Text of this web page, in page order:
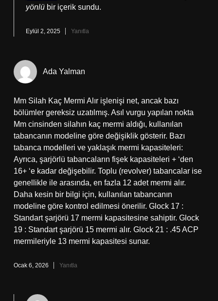
yönlü bir içerik sundu.
Eylül 2, 2025 Yanıtla
Ada Yalman
Mm Silah Kaç Mermi Alır işlenişi net, ancak bazı
bölümler gereksiz uzatılmış. Asıl vurgu yapılan nokta
Mm cinsinden silahın kaç mermi aldığı, kullanılan
tabancanın modeline göre değişiklik gösterir. Bazı
tabanca modelleri ve yaklaşık mermi kapasiteleri:
Ayrıca, şarjörlü tabancaların fişek kapasiteleri + ‘den
16+ ‘e kadar değişebilir. Toplu (revolver) tabancalar ise
genellikle ile arasında, en fazla 12 adet mermi alır.
Daha kesin bir bilgi için, kullanılan tabancanın
modeline göre kontrol edilmesi önerilir. Glock 17 :
Standart şarjörü 17 mermi kapasitesine sahiptir. Glock
19 : Standart şarjörü 15 mermi alır. Glock 21 : .45 ACP
mermileriyle 13 mermi kapasitesi sunar.
Ocak 6, 2026 Yanıtla